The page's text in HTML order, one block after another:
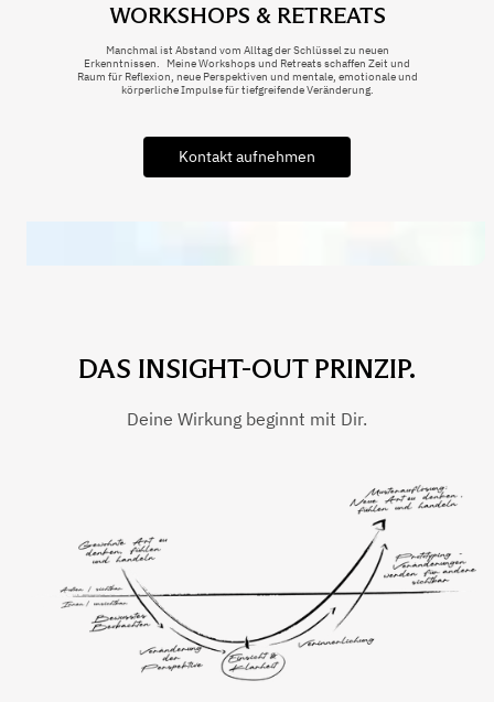
WORKSHOPS & RETREATS
Manchmal ist Abstand vom Alltag der Schlüssel zu neuen
Erkenntnissen. Meine Workshops und Retreats schaffen Zeit und
Raum für Reflexion, neue Perspektiven und mentale, emotionale und
körperliche Impulse für tiefgreifende Veränderung.
Kontakt aufnehmen
DAS INSIGHT-OUT PRINZIP.
Deine Wirkung beginnt mit Dir.